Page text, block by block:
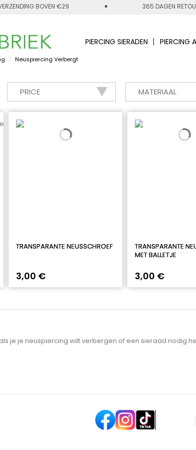
BOVEN €29 365 DAGEN
PIERCING SIERADEN PIERCING
Neuspiercing Verbergt
PRICE MATERIAAL
TRANSPARANTE NEUSSCHROEF
3,00 €
TRANSPARANTE
MET BALLETJE
3,00 €
je je neuspiercing wilt verbergen of een sieraad nodig